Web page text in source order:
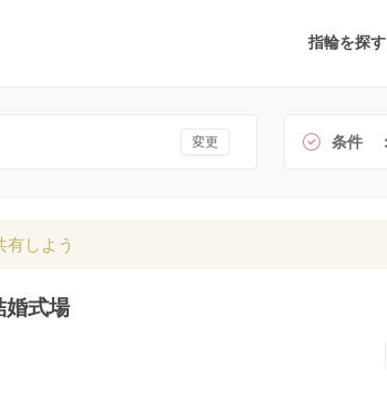
指輪を探す
変更 条件
しよう
婚式場